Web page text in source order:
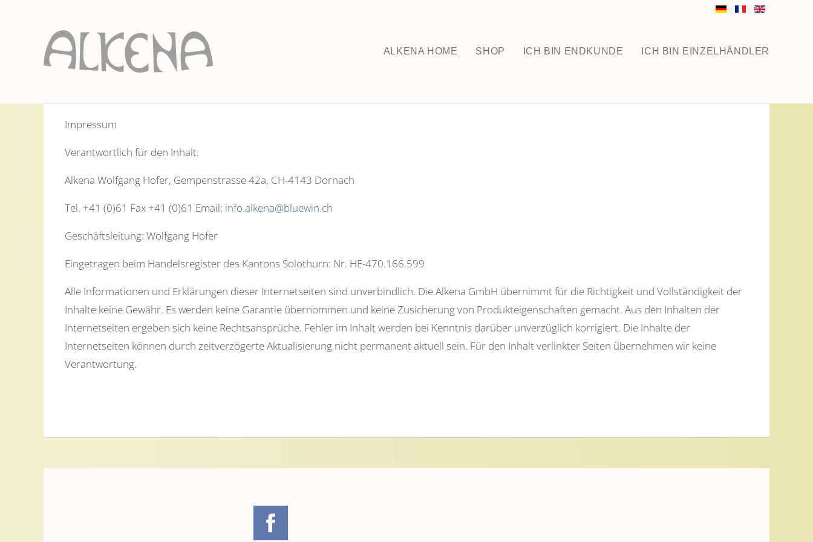
ALKENA HOME SHOP ICH BIN ENDKUNDE ICH BIN EINZELHÄNDLER
Impressum
Verantwortlich für den Inhalt:
Alkena Wolfgang Hofer, Gempenstrasse 42a, CH-4143 Dornach
Tel. +41 (0)61 Fax +41 (0)61 Email: info.alkena@bluewin.ch
Geschäftsleitung: Wolfgang Hofer
Eingetragen beim Handelsregister des Kantons Solothurn: Nr. HE-470.166.599
Alle Informationen und Erklärungen dieser Internetseiten sind unverbindlich. Die Alkena GmbH übernimmt für die Richtigkeit und Vollständigkeit der
Inhalte keine Gewähr. Es werden keine Garantie übernommen und keine Zusicherung von Produkteigenschaften gemacht. Aus den Inhalten der
Internetseiten ergeben sich keine Rechtsansprüche. Fehler im Inhalt werden bei Kenntnis darüber unverzüglich korrigiert. Die Inhalte der
Internetseiten können durch zeitverzögerte Aktualisierung nicht permanent aktuell sein. Für den Inhalt verlinkter Seiten übernehmen wir keine
Verantwortung.